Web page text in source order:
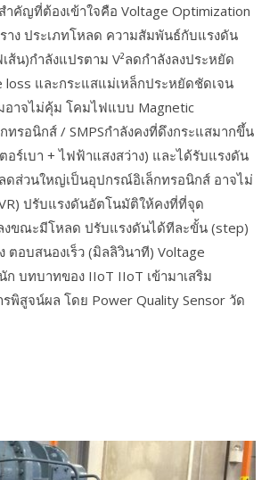
คัญที่ต้องเข้าใจคือ Voltage Optimization
ง ประเภทโหลด ความสัมพันธ์กับแรงดัน
น)กำลังแปรตาม V²ลดกำลังลงประหยัด
และกระแสแม่เหล็กประหยัดชัดเจน
อาจไม่คุ้ม โคมไฟแบบ Magnetic
รอนิกส์ / SMPSกำลังคงที่ดึงกระแสมากขึ้น
ร์เบา + ไฟฟ้าแสงสว่าง) และได้รับแรงดัน
ดส่วนใหญ่เป็นอุปกรณ์อิเล็กทรอนิกส์ อาจไม่
ปรับแรงดันอัตโนมัติให้คงที่ที่จุด
งขณะมีโหลด ปรับแรงดันได้ทีละขั้น (step)
ตอบสนองเร็ว (มิลลิวินาที) Voltage
บทบาทของ IIoT IIoT เข้ามาเสริม
พิสูจน์ผล โดย Power Quality Sensor วัด